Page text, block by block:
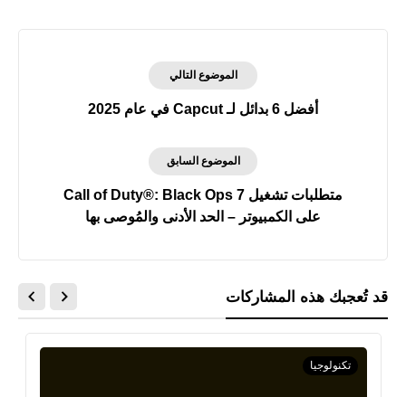
الموضوع التالي
أفضل 6 بدائل لـ Capcut في عام 2025
الموضوع السابق
متطلبات تشغيل Call of Duty®: Black Ops 7
على الكمبيوتر – الحد الأدنى والمُوصى بها
قد تُعجبك هذه المشاركات
تكنولوجيا